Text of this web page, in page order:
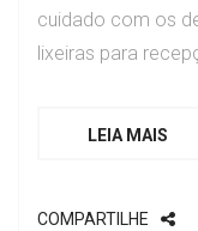
cuidado com os
lixeiras para
LEIA MAIS
COMPARTILHE